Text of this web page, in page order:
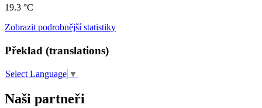
19.3 °C
Zobrazit podrobnější statistiky
Překlad (translations)
Select Language ▼
Naši partneři